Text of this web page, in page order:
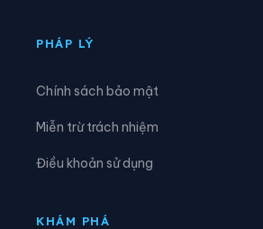
Xã Mường La
Xã Phiêng Khoài
PHÁP LÝ
Chính sách bảo mật
Miễn trừ trách nhiệm
Điều khoản sử dụng
KHÁM PHÁ